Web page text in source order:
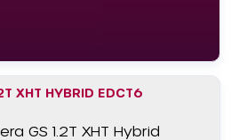
XHT HYBRID EDCT6